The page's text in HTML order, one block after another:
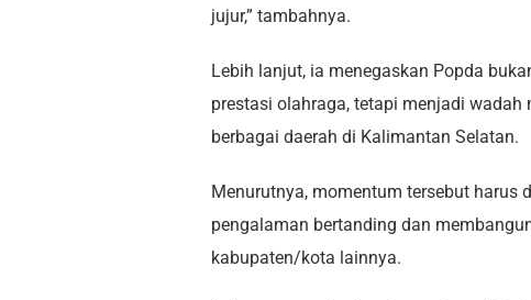
jujur,” tambahnya.
Lebih lanjut, ia menegaskan Popda
prestasi olahraga, tetapi menjadi
berbagai daerah di Kalimantan Selatan.
Menurutnya, momentum tersebut harus
pengalaman bertanding dan
kabupaten/kota lainnya.